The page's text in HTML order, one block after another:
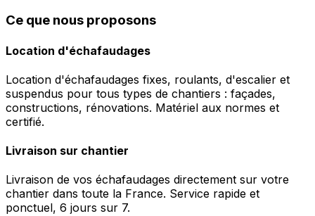
Ce que nous proposons
Location d'échafaudages
Location d'échafaudages fixes, roulants, d'escalier et
suspendus pour tous types de chantiers : façades,
constructions, rénovations. Matériel aux normes et
certifié.
Livraison sur chantier
Livraison de vos échafaudages directement sur votre
chantier dans toute la France. Service rapide et
ponctuel, 6 jours sur 7.